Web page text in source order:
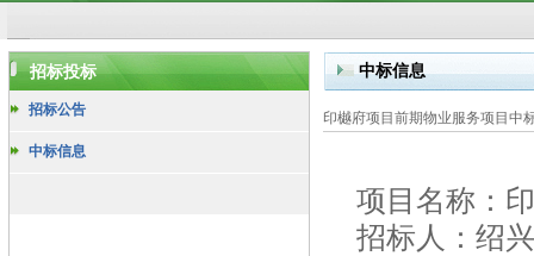
招标投标
招标公告
中标信息
中标信息
印樾府项目前期物业服务项目中
项目名称：
招标人：绍